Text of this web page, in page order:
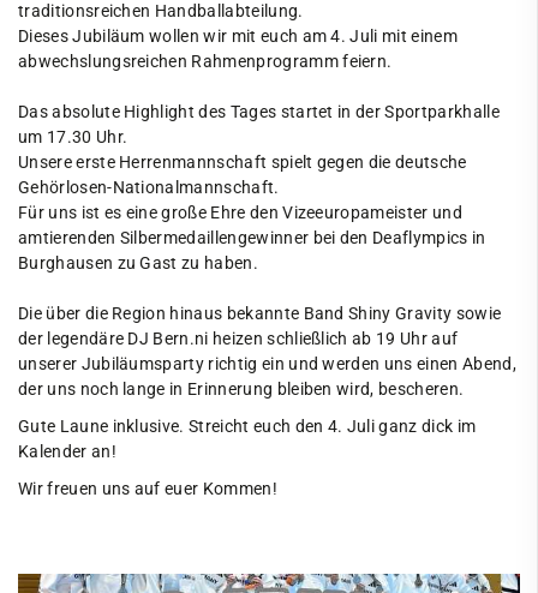
traditionsreichen Handballabteilung.
Dieses Jubiläum wollen wir mit euch am 4. Juli mit einem
abwechslungsreichen Rahmenprogramm feiern.
Das absolute Highlight des Tages startet in der Sportparkhalle
um 17.30 Uhr.
Unsere erste Herrenmannschaft spielt gegen die deutsche
Gehörlosen-Nationalmannschaft.
Für uns ist es eine große Ehre den Vizeeuropameister und
amtierenden Silbermedaillengewinner bei den Deaflympics in
Burghausen zu Gast zu haben.
Die über die Region hinaus bekannte Band Shiny Gravity sowie
der legendäre DJ Bern.ni heizen schließlich ab 19 Uhr auf
unserer Jubiläumsparty richtig ein und werden uns einen Abend,
der uns noch lange in Erinnerung bleiben wird, bescheren.
Gute Laune inklusive. Streicht euch den 4. Juli ganz dick im
Kalender an!
Wir freuen uns auf euer Kommen!